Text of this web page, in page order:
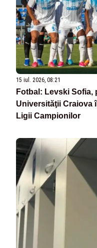
15 iul. 2026, 08:21
Fotbal: Levski Sofia,
Universităţii Craiova
Ligii Campionilor